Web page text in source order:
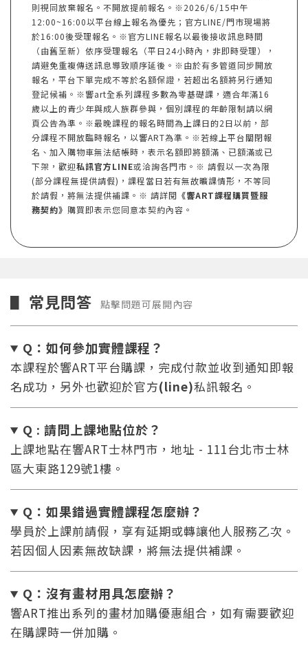
則視同放棄報名。不開放提前報名。※2026/6/15中午
12:00~16:00以平台線上報名為優先；官方LINE/門市現場將
於16:00後受理報名。※官方LINE報名以最後接收訊息時間
（由舊至新）依序受理報名（平日24小時內，非即時受理），
請避免重複傳送訊息導致順序延後。※由於有多管道同步開放
報名，平台下單完成不等於名額保證，若超出名額將另行通知
登記候補。※響art全系列課程多數為零基礎課，適合年滿16
歲以上的青少年與成人族群參與，個別課程的年齡限制請以網
頁公告為準。※最晚課程的報名時間為上課日的2日以前，部
分課程不開放臨時報名，以響ART為準。※若線上平台關閉報
名、加入購物車無法結帳時，表示名額即將額滿、已額滿或已
下架，歡迎私訊官方LINE或洽詢各門市。※ 請假以一次為限
(部分課程無提供請假)，課程當日若有無故曠課情形，不等同
於請假，將無法提供補課。※ 請詳閱 《響ART課程購買暨服
務契約》 購買即表示您同意本契約內容。
▋ 常見問答 點擊問題可展開內容
Q：如何參加實體課程？
本課程於響ART平台購課，完成付款並收到通知即報
名成功，另外也歡迎於官方(line)私訊報名。
Q : 請問上課地點位於？
上課地點在響ART士林門市，地址 - 111台北市士林
區大東路129號1樓。
Q：如果錯過實體課程怎麼辦？
學員於上課前請假，享有延期或轉讓他人服務乙次。
若因個人因素無故缺課，將無法提供補課。
Q：沒有畫材用具怎麼辦？
響ART推出系列的畫材加購優惠組合，如有需要歡迎
在購課時一併加購。